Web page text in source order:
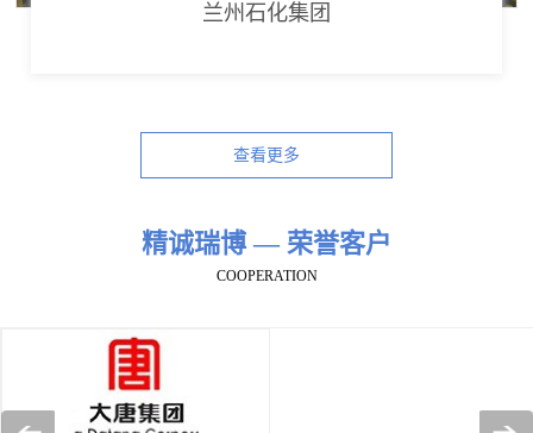
兰州石化集团
查看更多
精诚瑞博 — 荣誉客户
COOPERATION